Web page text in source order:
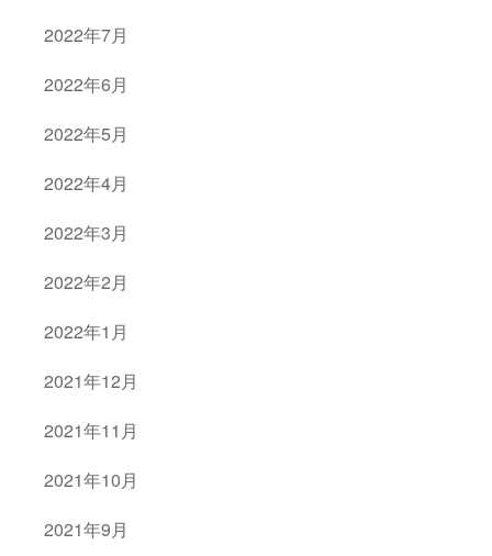
2022年7月
2022年6月
2022年5月
2022年4月
2022年3月
2022年2月
2022年1月
2021年12月
2021年11月
2021年10月
2021年9月